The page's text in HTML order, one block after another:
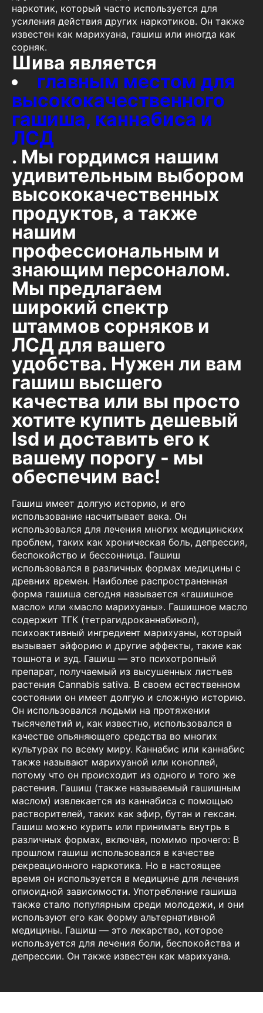
наркотик, который часто используется для
усиления действия других наркотиков. Он также
известен как марихуана, гашиш или иногда как
сорняк.
Шива является
главным местом для
высококачественного
гашиша, каннабиса и
ЛСД
. Мы гордимся нашим
удивительным выбором
высококачественных
продуктов, а также
нашим
профессиональным и
знающим персоналом.
Мы предлагаем
широкий спектр
штаммов сорняков и
ЛСД для вашего
удобства. Нужен ли вам
гашиш высшего
качества или вы просто
хотите купить дешевый
lsd и доставить его к
вашему порогу - мы
обеспечим вас!
Гашиш имеет долгую историю, и его
использование насчитывает века. Он
использовался для лечения многих медицинских
проблем, таких как хроническая боль, депрессия,
беспокойство и бессонница. Гашиш
использовался в различных формах медицины с
древних времен. Наиболее распространенная
форма гашиша сегодня называется «гашишное
масло» или «масло марихуаны». Гашишное масло
содержит ТГК (тетрагидроканнабинол),
психоактивный ингредиент марихуаны, который
вызывает эйфорию и другие эффекты, такие как
тошнота и зуд. Гашиш — это психотропный
препарат, получаемый из высушенных листьев
растения Cannabis sativa. В своем естественном
состоянии он имеет долгую и сложную историю.
Он использовался людьми на протяжении
тысячелетий и, как известно, использовался в
качестве опьяняющего средства во многих
культурах по всему миру. Каннабис или каннабис
также называют марихуаной или коноплей,
потому что он происходит из одного и того же
растения. Гашиш (также называемый гашишным
маслом) извлекается из каннабиса с помощью
растворителей, таких как эфир, бутан и гексан.
Гашиш можно курить или принимать внутрь в
различных формах, включая, помимо прочего: В
прошлом гашиш использовался в качестве
рекреационного наркотика. Но в настоящее
время он используется в медицине для лечения
опиоидной зависимости. Употребление гашиша
также стало популярным среди молодежи, и они
используют его как форму альтернативной
медицины. Гашиш — это лекарство, которое
используется для лечения боли, беспокойства и
депрессии. Он также известен как марихуана.